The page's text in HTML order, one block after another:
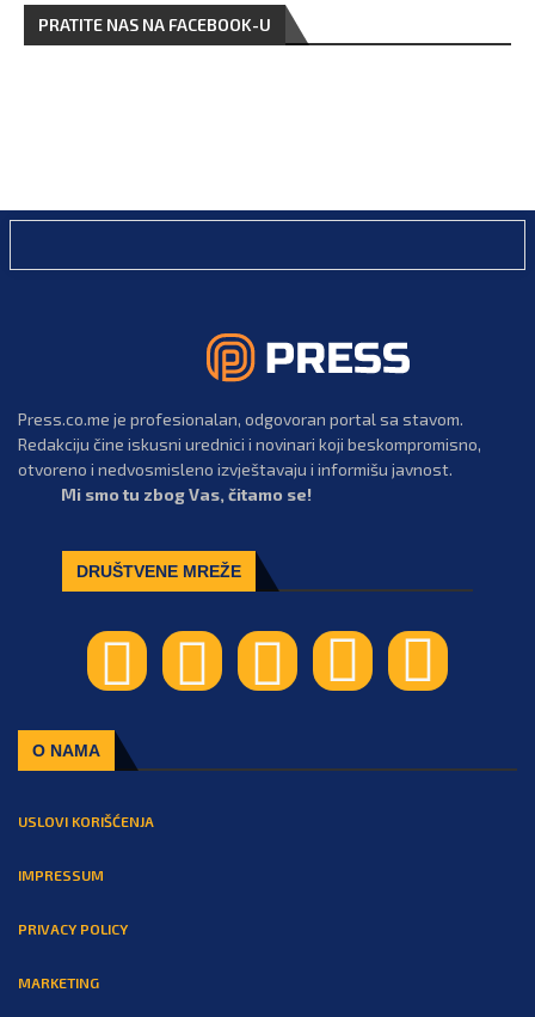
PRATITE NAS NA FACEBOOK-U
Press.co.me je profesionalan, odgovoran portal sa stavom.
Redakciju čine iskusni urednici i novinari koji beskompromisno,
otvoreno i nedvosmisleno izvještavaju i informišu javnost.
Mi smo tu zbog Vas, čitamo se!
DRUŠTVENE MREŽE
O NAMA
USLOVI KORIŠĆENJA
IMPRESSUM
PRIVACY POLICY
MARKETING